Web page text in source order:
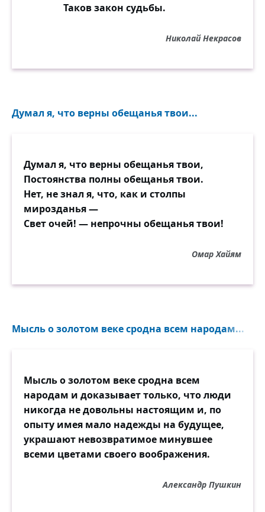
Таков закон судьбы.
Николай Некрасов
Думал я, что верны обещанья твои...
Думал я, что верны обещанья твои,
Постоянства полны обещанья твои.
Нет, не знал я, что, как и столпы
мирозданья —
Свет очей! — непрочны обещанья твои!
Омар Хайям
Мысль о золотом веке сродна всем народам...
Мысль о золотом веке сродна всем
народам и доказывает только, что люди
никогда не довольны настоящим и, по
опыту имея мало надежды на будущее,
украшают невозвратимое минувшее
всеми цветами своего воображения.
Александр Пушкин